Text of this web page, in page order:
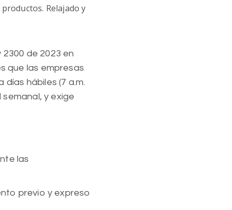
Relajado y
de 2023 en
que las empresas
hábiles (7 a.m.
y exige
las
previo y expreso